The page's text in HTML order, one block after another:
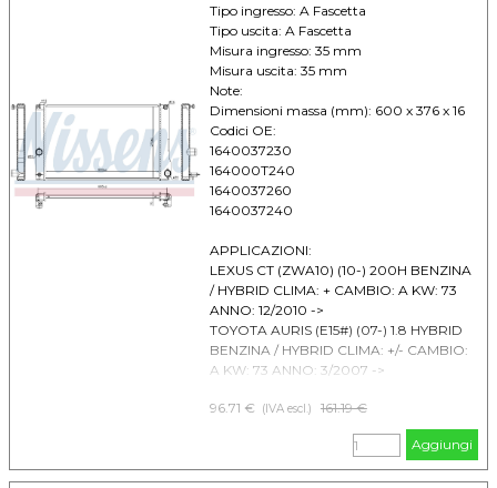
Tipo ingresso: A Fascetta
Tipo uscita: A Fascetta
Misura ingresso: 35 mm
Misura uscita: 35 mm
Note:
Dimensioni massa (mm): 600 x 376 x 16
Codici OE:
1640037230
164000T240
1640037260
1640037240
APPLICAZIONI:
LEXUS CT (ZWA10) (10-) 200H BENZINA
/ HYBRID CLIMA: + CAMBIO: A KW: 73
ANNO: 12/2010 ->
TOYOTA AURIS (E15#) (07-) 1.8 HYBRID
BENZINA / HYBRID CLIMA: +/- CAMBIO:
A KW: 73 ANNO: 3/2007 ->
BENZINA / HYBRID CLIMA: + CAMBIO: A
KW: 73 ANNO: 10/2012 ->
TOYOTA PRIUS (ZVW30, ZVW35) (09-)
1.8 HYBRID BENZINA / HYBRID CLIMA: +
96.71 € (IVA escl.) Prezzo senza sconto
161.19 €
Aggiungi